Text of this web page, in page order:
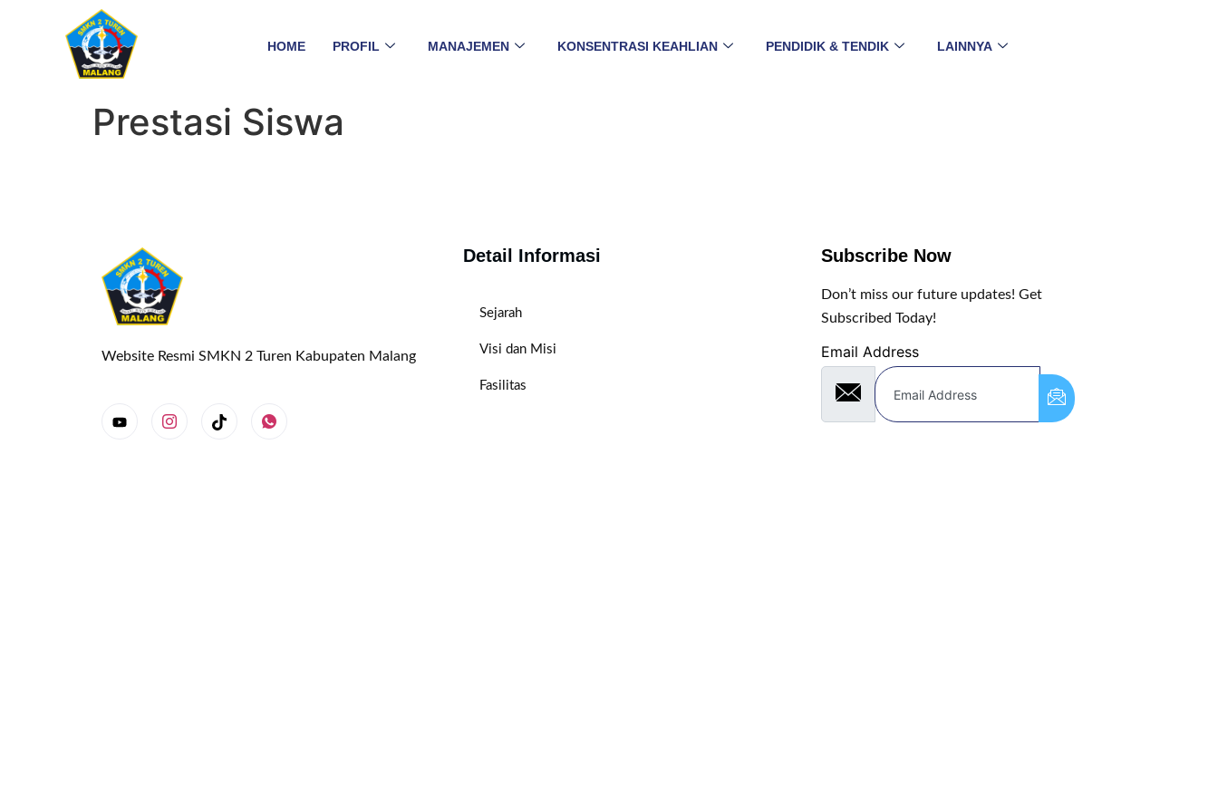
HOME PROFIL MANAJEMEN KONSENTRASI KEAHLIAN PENDIDIK & TENDIK LAINNYA
Prestasi Siswa
Website Resmi SMKN 2 Turen Kabupaten Malang
Detail Informasi
Sejarah
Visi dan Misi
Fasilitas
Subscribe Now
Don’t miss our future updates! Get
Subscribed Today!
Email Address